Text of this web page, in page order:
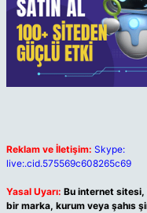
Reklam ve İletişim: Skype:
live:.cid.575569c608265c69
Yasal Uyarı: Bu internet sitesi,
bir marka, kurum veya şahıs